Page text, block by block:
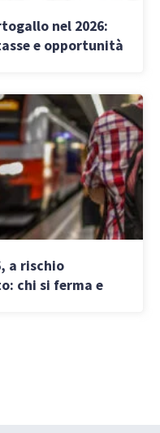
nel 2026:
e opportunità
a rischio
chi si ferma e